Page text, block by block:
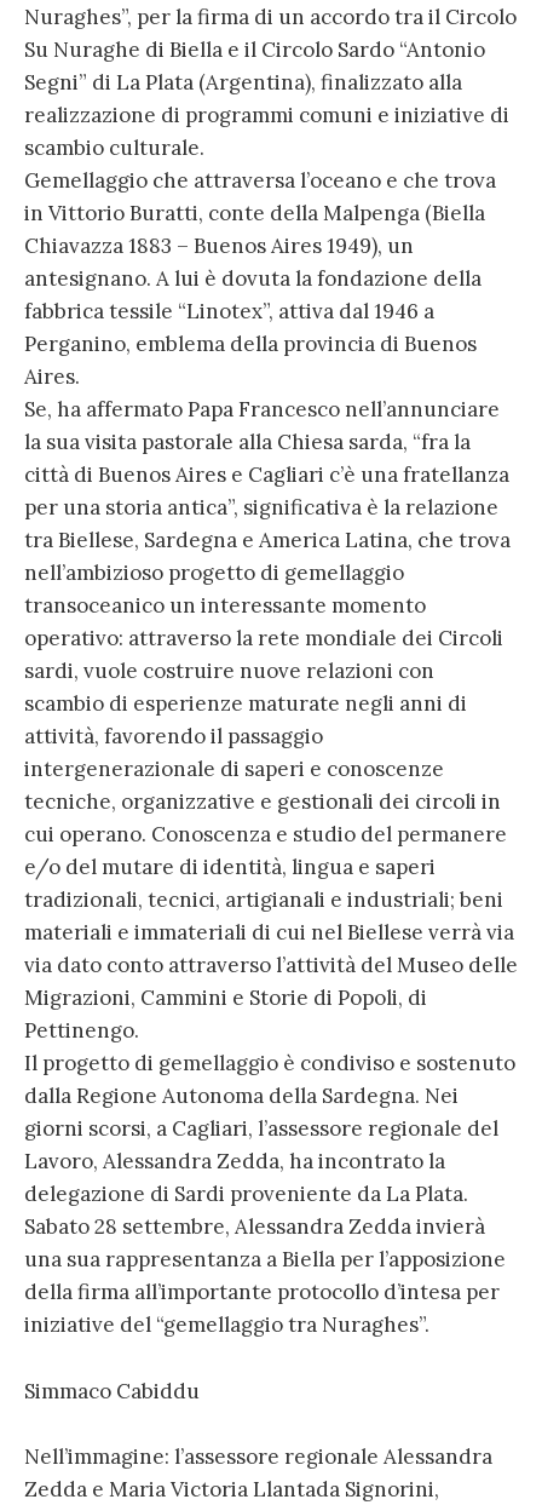
Nuraghes”, per la firma di un accordo tra il Circolo
Su Nuraghe di Biella e il Circolo Sardo “Antonio
Segni” di La Plata (Argentina), finalizzato alla
realizzazione di programmi comuni e iniziative di
scambio culturale.
Gemellaggio che attraversa l’oceano e che trova
in Vittorio Buratti, conte della Malpenga (Biella
Chiavazza 1883 – Buenos Aires 1949), un
antesignano. A lui è dovuta la fondazione della
fabbrica tessile “Linotex”, attiva dal 1946 a
Perganino, emblema della provincia di Buenos
Aires.
Se, ha affermato Papa Francesco nell’annunciare
la sua visita pastorale alla Chiesa sarda, “fra la
città di Buenos Aires e Cagliari c’è una fratellanza
per una storia antica”, significativa è la relazione
tra Biellese, Sardegna e America Latina, che trova
nell’ambizioso progetto di gemellaggio
transoceanico un interessante momento
operativo: attraverso la rete mondiale dei Circoli
sardi, vuole costruire nuove relazioni con
scambio di esperienze maturate negli anni di
attività, favorendo il passaggio
intergenerazionale di saperi e conoscenze
tecniche, organizzative e gestionali dei circoli in
cui operano. Conoscenza e studio del permanere
e/o del mutare di identità, lingua e saperi
tradizionali, tecnici, artigianali e industriali; beni
materiali e immateriali di cui nel Biellese verrà via
via dato conto attraverso l’attività del Museo delle
Migrazioni, Cammini e Storie di Popoli, di
Pettinengo.
Il progetto di gemellaggio è condiviso e sostenuto
dalla Regione Autonoma della Sardegna. Nei
giorni scorsi, a Cagliari, l’assessore regionale del
Lavoro, Alessandra Zedda, ha incontrato la
delegazione di Sardi proveniente da La Plata.
Sabato 28 settembre, Alessandra Zedda invierà
una sua rappresentanza a Biella per l’apposizione
della firma all’importante protocollo d’intesa per
iniziative del “gemellaggio tra Nuraghes”.
Simmaco Cabiddu
Nell’immagine: l’assessore regionale Alessandra
Zedda e Maria Victoria Llantada Signorini,